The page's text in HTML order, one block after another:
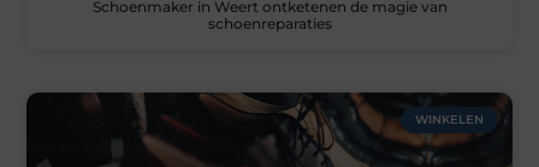
Schoenmaker in Weert ontketenen de magie van
schoenreparaties
WINKELEN